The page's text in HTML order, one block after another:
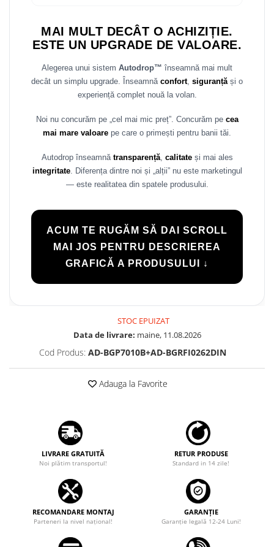
MAI MULT DECÂT O ACHIZIȚIE.
ESTE UN UPGRADE DE VALOARE.
Alegerea unui sistem Autodrop™ înseamnă mai mult
decât un simplu upgrade. Înseamnă confort, siguranță și o
experiență complet nouă la volan.
Noi nu concurăm pe „cel mai mic preț”. Concurăm pe cea
mai mare valoare pe care o primești pentru banii tăi.
Autodrop înseamnă transparență, calitateși mai ales
integritate. Diferența dintre noi și „alții” nu este marketingul
— este realitatea din spatele produsului.
ACUM TE RUGĂM SĂ DAI SCROLL
MAI JOS PENTRU DESCRIEREA
GRAFICĂ A PRODUSULUI ↓
STOC EPUIZAT
Data de livrare: maine, 11.08.2026
Cod Produs: AD-BGP7010B+AD-BGRFI0262DIN
Adauga la Favorite
LIVRARE GRATUITĂ
Noi plătim transportul!
RETUR PRODUSE
Standard in 14 zile!
RECOMANDARE MONTAJ
Parteneri la nivel național!
GARANȚIE
Garanţie legală 12-24 Luni!